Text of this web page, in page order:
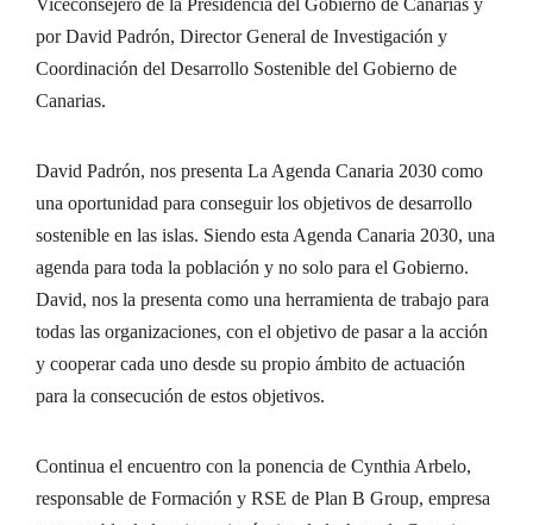
Viceconsejero de la Presidencia del Gobierno de Canarias y
por David Padrón, Director General de Investigación y
Coordinación del Desarrollo Sostenible del Gobierno de
Canarias.
David Padrón, nos presenta La Agenda Canaria 2030 como
una oportunidad para conseguir los objetivos de desarrollo
sostenible en las islas. Siendo esta Agenda Canaria 2030, una
agenda para toda la población y no solo para el Gobierno.
David, nos la presenta como una herramienta de trabajo para
todas las organizaciones, con el objetivo de pasar a la acción
y cooperar cada uno desde su propio ámbito de actuación
para la consecución de estos objetivos.
Continua el encuentro con la ponencia de Cynthia Arbelo,
responsable de Formación y RSE de Plan B Group, empresa